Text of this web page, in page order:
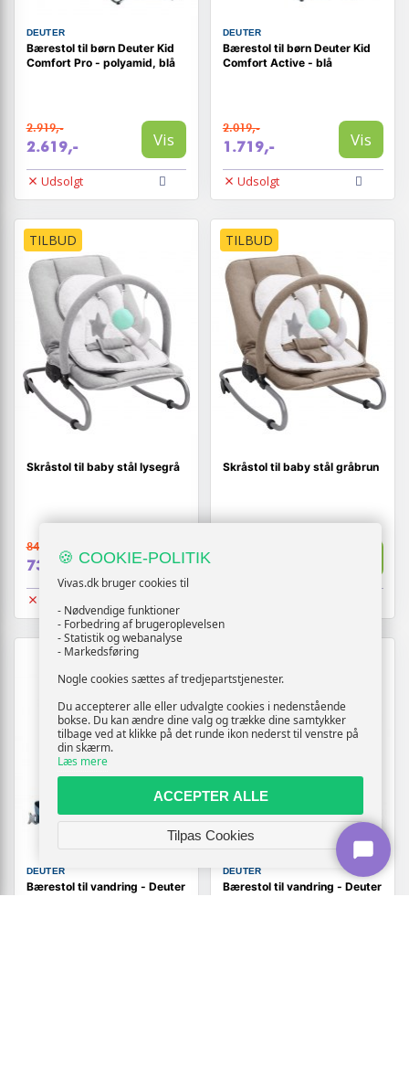
DEUTER
Bærestol til børn Deuter Kid
Comfort Pro - polyamid, blå
2.919,-
2.619,- Vis
Udsolgt
DEUTER
Bærestol til børn Deuter Kid
Comfort Active - blå
2.019,-
1.719,- Vis
Udsolgt
TILBUD
Skråstol til baby stål lysegrå
844,-
739,- Vis
TILBUD
Skråstol til baby stål gråbrun
DEUTER
Bærestol til vandring - Deuter
DEUTER
Bærestol til vandring - Deuter
🍪 COOKIE-POLITIK
Vivas.dk bruger cookies til
- Nødvendige funktioner
- Forbedring af brugeroplevelsen
- Statistik og webanalyse
- Markedsføring
Nogle cookies sættes af tredjepartstjenester.
Du accepterer alle eller udvalgte cookies i nedenstående
bokse. Du kan ændre dine valg og trække dine samtykker
tilbage ved at klikke på det runde ikon nederst til venstre på
din skærm.
Læs mere
ACCEPTER ALLE
Tilpas Cookies